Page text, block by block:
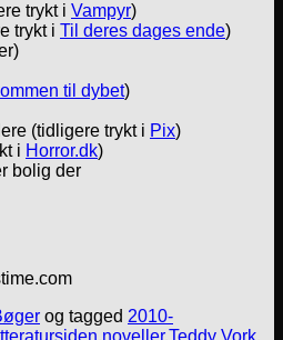
trykt i Vampyr)
trykt i Til deres dages ende)
til dybet)
(tidligere trykt i Pix)
i Horror.dk)
bolig der
og tagged 2010-
,noveller,Teddy Vork.